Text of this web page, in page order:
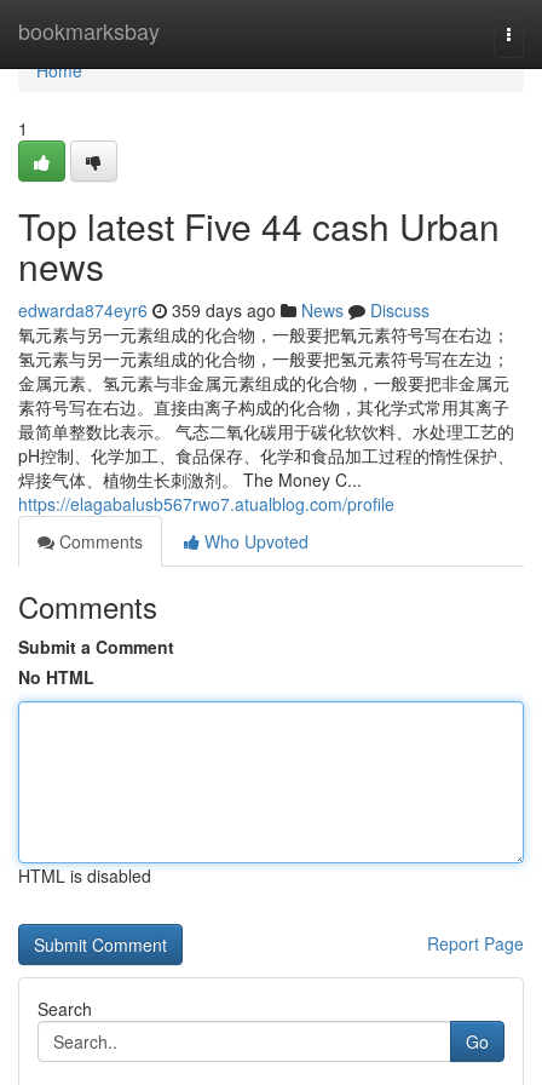
bookmarksbay
Home
Home
1
Top latest Five 44 cash Urban
news
edwarda874eyr6 359 days ago News
Discuss
氧元素与另一元素组成的化合物，一般要把氧元素符号写在右边；
氢元素与另一元素组成的化合物，一般要把氢元素符号写在左边；
金属元素、氢元素与非金属元素组成的化合物，一般要把非金属元
素符号写在右边。直接由离子构成的化合物，其化学式常用其离子
最简单整数比表示。 气态二氧化碳用于碳化软饮料、水处理工艺的
pH控制、化学加工、食品保存、化学和食品加工过程的惰性保护、
焊接气体、植物生长刺激剂。 The Money C...
https://elagabalusb567rwo7.atualblog.com/profile
Comments
Who Upvoted
Comments
Submit a Comment
No HTML
HTML is disabled
Report Page
Search
Go